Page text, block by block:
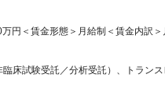
円＜賃金形態＞月給制＜賃金内訳
床試験受託／分析受託）、トラン